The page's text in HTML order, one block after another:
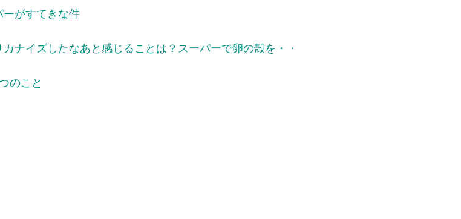
ーがすてきな件
ナイズしたなあと感じることは？スーパーで卵の殻を・・
のこと